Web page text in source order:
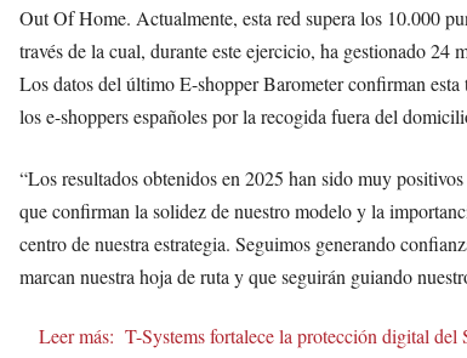
Out Of Home. Actualmente, esta red supera los 10.000
través de la cual, durante este ejercicio, ha gestionado 24
Los datos del último E-shopper Barometer confirman
los e-shoppers españoles por la recogida fuera del
“Los resultados obtenidos en 2025 han sido muy
que confirman la solidez de nuestro modelo y la
centro de nuestra estrategia. Seguimos generando
marcan nuestra hoja de ruta y que seguirán guiando
Leer más: T-Systems fortalece la protección digital